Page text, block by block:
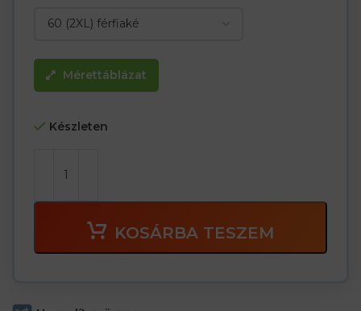
Mérettáblázat
Készleten
KOSÁRBA TESZEM